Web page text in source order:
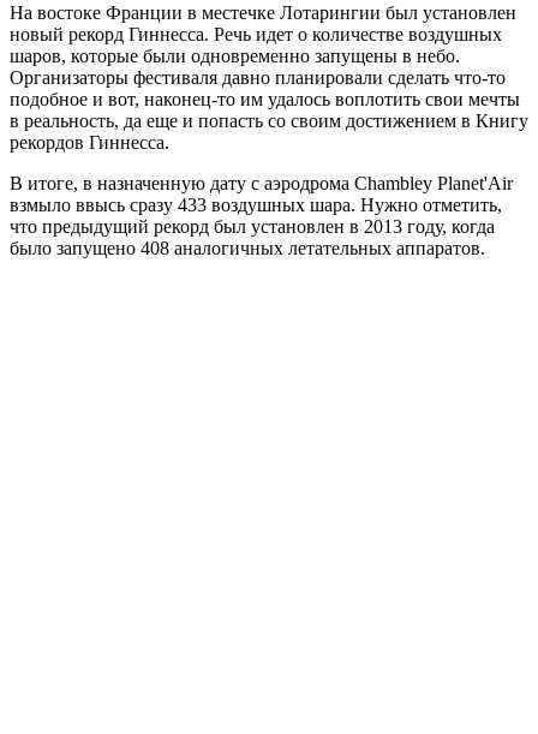
На востоке Франции в местечке Лотарингии был установлен
новый рекорд Гиннесса. Речь идет о количестве воздушных
шаров, которые были одновременно запущены в небо.
Организаторы фестиваля давно планировали сделать что-то
подобное и вот, наконец-то им удалось воплотить свои мечты
в реальность, да еще и попасть со своим достижением в Книгу
рекордов Гиннесса.
В итоге, в назначенную дату с аэродрома Chambley Planet'Air
взмыло ввысь сразу 433 воздушных шара. Нужно отметить,
что предыдущий рекорд был установлен в 2013 году, когда
было запущено 408 аналогичных летательных аппаратов.